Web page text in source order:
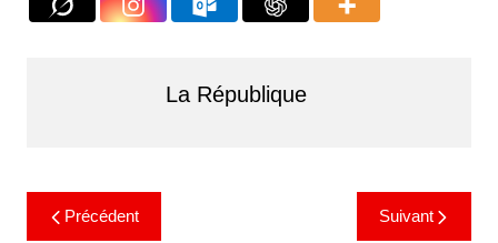
La République
Précédent Suivant